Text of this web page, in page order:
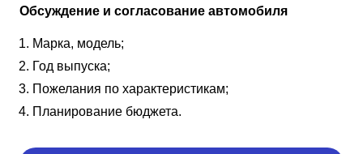
Обсуждение и согласование автомобиля
Марка, модель;
Год выпуска;
Пожелания по характеристикам;
Планирование бюджета.